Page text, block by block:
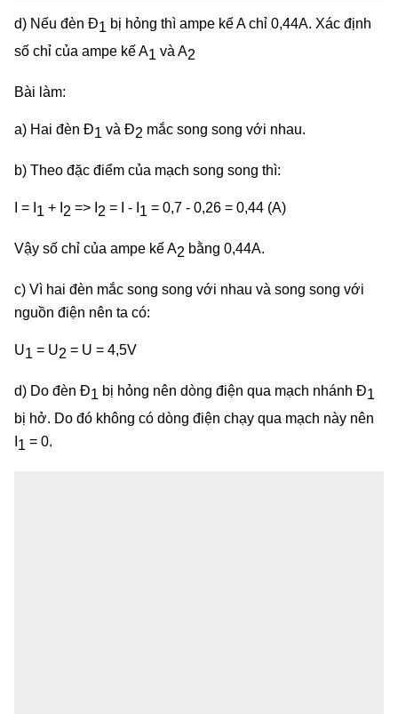
d) Nếu đèn Đ1 bị hỏng thì ampe kế A chỉ 0,44A. Xác định
số chỉ của ampe kế A1 và A2
Bài làm:
a) Hai đèn Đ1 và Đ2 mắc song song với nhau.
b) Theo đặc điểm của mạch song song thì:
I = I 1 + I 2 => I 2 = I - I 1 = 0,7 - 0,26 = 0,44 (A)
Vậy số chỉ của ampe kế A2 bằng 0,44A.
c) Vì hai đèn mắc song song với nhau và song song với
nguồn điện nên ta có:
U1 = U2 = U = 4,5V
d) Do đèn Đ1 bị hỏng nên dòng điện qua mạch nhánh Đ1
bị hở. Do đó không có dòng điện chạy qua mạch này nên
1 = 0.